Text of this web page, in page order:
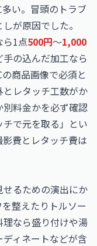
い。冒頭のトラブ
が原因でした。
ら1点500円〜1,000
の込んだ加工なら
商品画像で必須と
レタッチ工数がか
料金かを必ず確認
で元を取る」とい
費とレタッチ費は
るための演出にか
整えたりトルソー
理なら盛り付けや湯
ィネートなどが含